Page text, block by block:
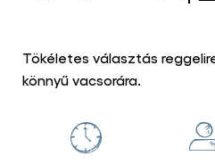
elemhez
Tökéletes választás
könnyű vacsorára.